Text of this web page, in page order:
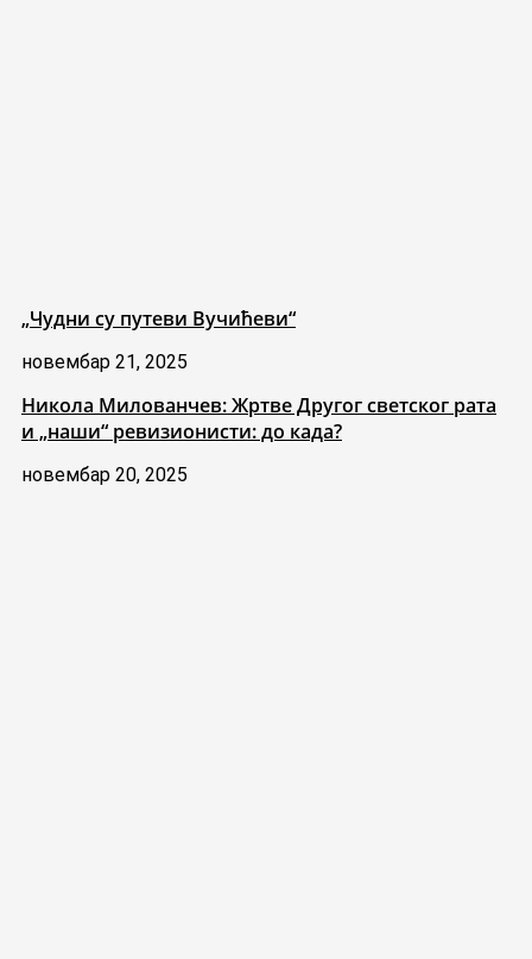
„Чудни су путеви Вучићеви“
новембар 21, 2025
Никола Милованчев: Жртве Другог светског рата
и „наши“ ревизионисти: до када?
новембар 20, 2025